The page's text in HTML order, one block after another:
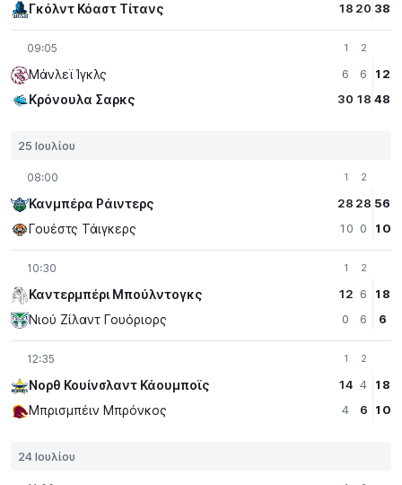
Γκόλντ Κόαστ Τίτανς
18 20 38
09:05
Μάνλεϊ Ίγκλς
Κρόνουλα Σαρκς
1
6
30
2
6
18
12
48
25 Ιουλίου
08:00
Κανμπέρα Ράιντερς
Γουέστς Τάιγκερς
1
28
10
2
28
0
56
10
10:30
Καντερμπέρι Μπούλντογκς
Νιού Ζίλαντ Γουόριορς
1
12
0
2
6
6
18
6
12:35
Νορθ Κουίνσλαντ Κάουμποϊς
Μπρισμπέιν Μπρόνκος
1
14
4
2
4
6
18
10
24 Ιουλίου